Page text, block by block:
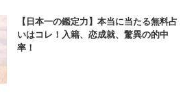
【日本一の鑑定力】本当に当たる無料占
いはコレ！入籍、恋成就、驚異の的中
率！